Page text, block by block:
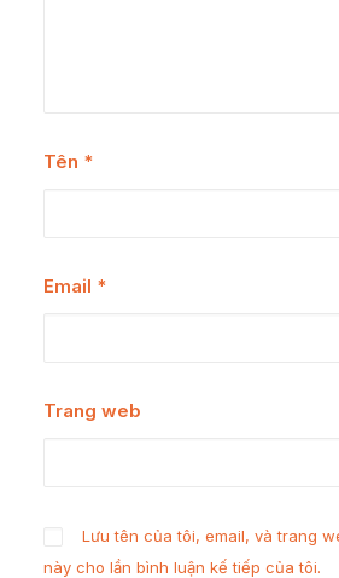
Tên *
Email *
Trang web
Lưu tên của tôi, email, và trang
này cho lần bình luận kế tiếp của tôi.